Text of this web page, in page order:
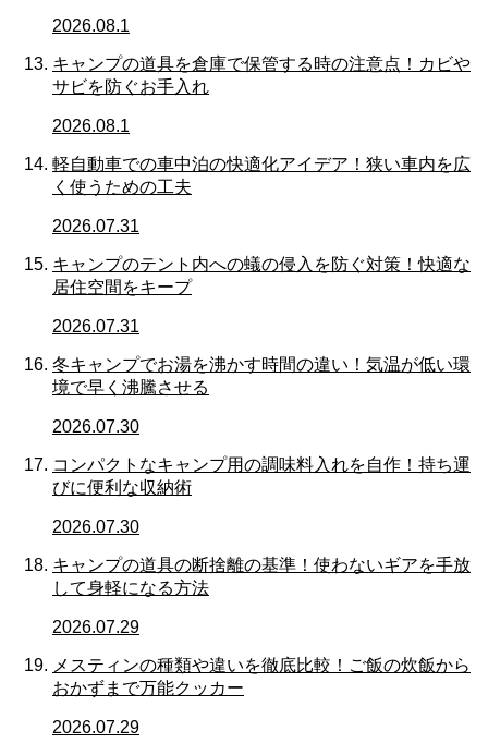
2026.08.1
キャンプの道具を倉庫で保管する時の注意点！カビや
サビを防ぐお手入れ
2026.08.1
軽自動車での車中泊の快適化アイデア！狭い車内を広
く使うための工夫
2026.07.31
キャンプのテント内への蟻の侵入を防ぐ対策！快適な
居住空間をキープ
2026.07.31
冬キャンプでお湯を沸かす時間の違い！気温が低い環
境で早く沸騰させる
2026.07.30
コンパクトなキャンプ用の調味料入れを自作！持ち運
びに便利な収納術
2026.07.30
キャンプの道具の断捨離の基準！使わないギアを手放
して身軽になる方法
2026.07.29
メスティンの種類や違いを徹底比較！ご飯の炊飯から
おかずまで万能クッカー
2026.07.29